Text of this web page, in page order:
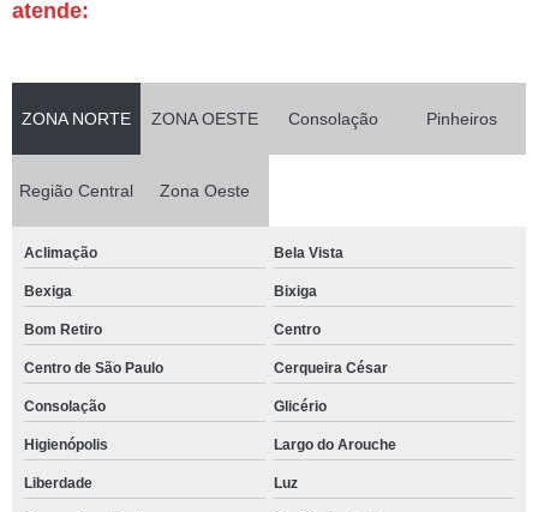
atende:
ZONA NORTE ZONA OESTE Consolação Pinheiros
Região Central Zona Oeste
Aclimação Bela Vista
Bexiga Bixiga
Bom Retiro Centro
Centro de São Paulo Cerqueira César
Consolação Glicério
Higienópolis Largo do Arouche
Liberdade Luz